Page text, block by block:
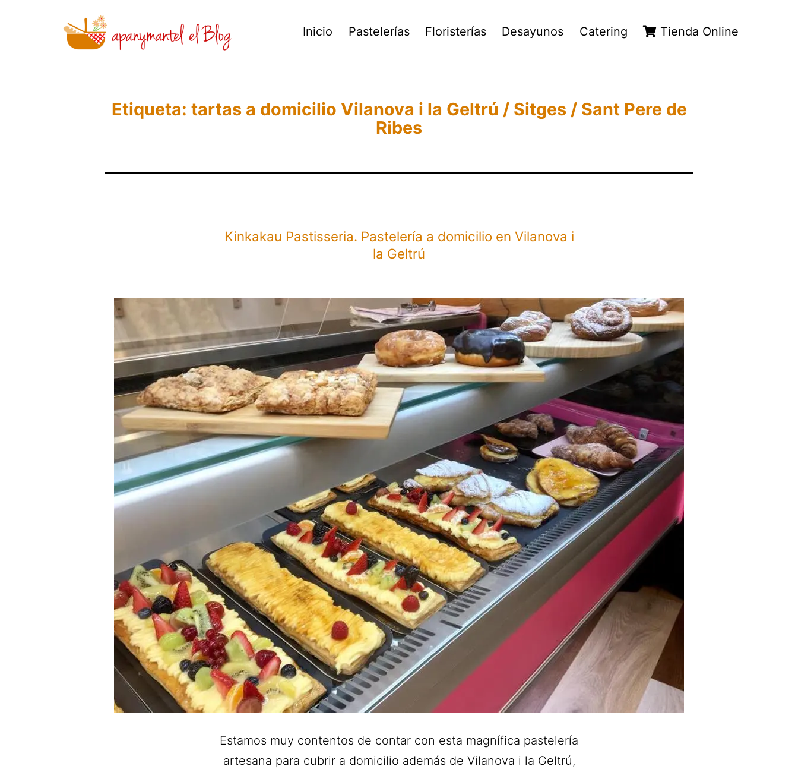
Inicio Pastelerías Floristerías Desayunos Catering Tienda Online
Etiqueta: tartas a domicilio Vilanova i la Geltrú / Sitges / Sant Pere de
Ribes
Kinkakau Pastisseria. Pastelería a domicilio en Vilanova i
la Geltrú
Estamos muy contentos de contar con esta magnífica pastelería
artesana para cubrir a domicilio además de Vilanova i la Geltrú,